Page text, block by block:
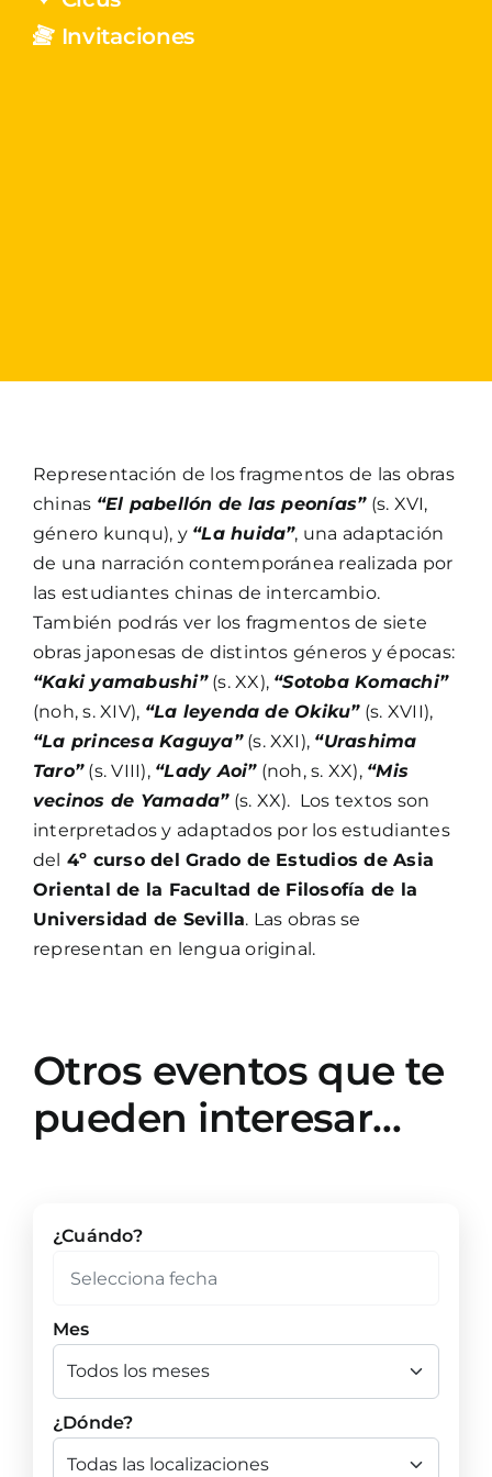
Invitaciones
Representación de los fragmentos de las obras
chinas “El pabellón de las peonías”(s. XVI,
género kunqu), y “La huida”, una adaptación
de una narración contemporánea realizada por
las estudiantes chinas de intercambio.
También podrás ver los fragmentos de siete
obras japonesas de distintos géneros y épocas:
“Kaki yamabushi”(s. XX), “Sotoba Komachi”
(noh, s. XIV), “La leyenda de Okiku”(s. XVII),
“La princesa Kaguya”(s. XXI), “Urashima
Taro”(s. VIII), “Lady Aoi”(noh, s. XX), “Mis
vecinos de Yamada”(s. XX). Los textos son
interpretados y adaptados por los estudiantes
del 4º curso del Grado de Estudios de Asia
Oriental de la Facultad de Filosofía de la
Universidad de Sevilla. Las obras se
representan en lengua original.
Otros eventos que te
pueden interesar…
¿Cuándo?
Mes
¿Dónde?